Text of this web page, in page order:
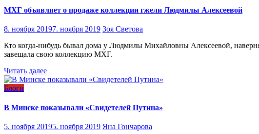
МХГ объявляет о продаже коллекции гжели Людмилы Алексеевой
8. ноября 20197. ноября 2019 Зоя Светова
Кто когда-нибудь бывал дома у Людмилы Михайловны Алексеевой,
завещала свою коллекцию МХГ.
Читать далее
Блоги
В Минске показывали «Свидетелей Путина»
5. ноября 20195. ноября 2019 Яна Гончарова